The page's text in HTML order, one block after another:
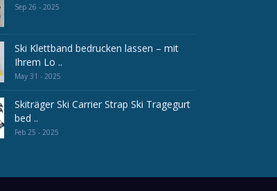
Sep 26 - 2025
Ski Klettband bedrucken lassen – mit
Ihrem Lo ..
May 31 - 2025
Skiträger Ski Carrier Strap Ski Tragegurt
bed ..
Feb 25 - 2025